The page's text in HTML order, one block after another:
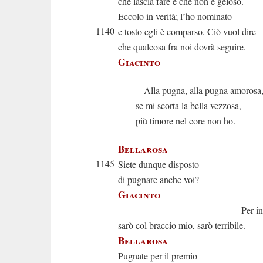
Eccolo in verità; l’ho nominato
1140 e tosto egli è comparso. Ciò vuol dire
che qualcosa fra noi dovrà seguire.
Giacinto
Alla pugna, alla pugna amorosa,
se mi scorta la bella vezzosa,
più timore nel core non ho.
Bellarosa
1145 Siete dunque disposto
di pugnare anche voi?
Giacinto
Per
sarò col braccio mio, sarò terribile.
Bellarosa
Pugnate per il premio